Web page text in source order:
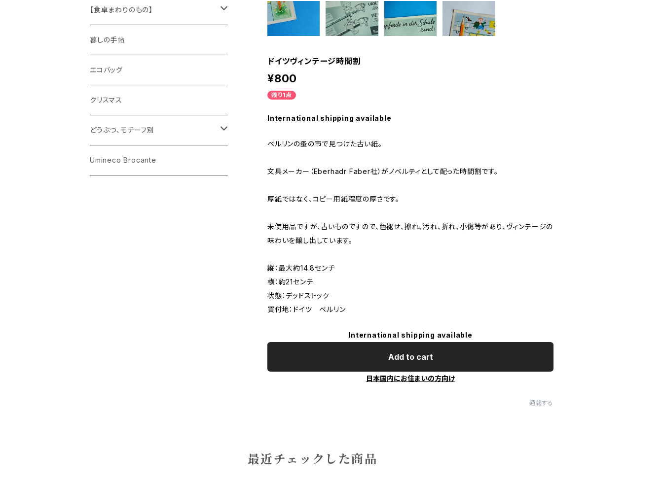
ドイツヴィンテージ時間割
¥800
残り1点
International shipping available
ベルリンの蚤の市で見つけた古い紙。
文具メーカー（Eberhadr Faber社）がノベルティとして配った時間割です。
厚紙ではなく、コピー用紙程度の厚さです。
未使用品ですが、古いものですので、色褪せ、擦れ、汚れ、折れ、小傷等があり、ヴィンテージの
味わいを醸し出しています。
縦：最大約14.8センチ
横：約21センチ
状態：デッドストック
買付地：ドイツ ベルリン
International shipping available
Add to cart
日本国内にお住まいの方向け
通報する
最近チェックした商品
ピノキオ
木製品
ミニチュア、ドールハウス
古本、古雑誌、古えほん
古レコード
古せっけん
ラッピングペーパー、壁紙
プラスチック
紙
ワッペン
ニット
布地
身に着けるもの
【食卓まわりのもの】
ガラス
花びん
小物入れ
陶磁器
カップアンドソーサー
プレート
木製品
ホーロー
メタル
暮しの手帖
エコバッグ
クリスマス
どうぶつ、モチーフ別
くま、ベア
Umineco Brocante